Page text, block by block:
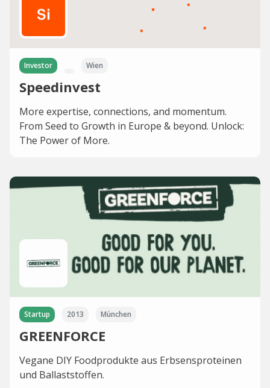
Investor Wien
Speedinvest
More expertise, connections, and momentum.
From Seed to Growth in Europe & beyond. Unlock:
The Power of More.
Startup 2013 München
GREENFORCE
Vegane DIY Foodprodukte aus Erbsensproteinen
und Ballaststoffen.